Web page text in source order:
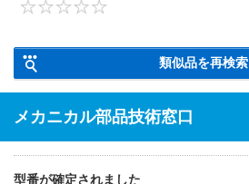
類似品を再検索
メカニカル部品技術窓口
型番が確定されました